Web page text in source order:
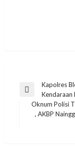
Navigasi
pos
Previous
Post
Kapolres
Kendaraan
Next
Oknum Polisi
, AKBP